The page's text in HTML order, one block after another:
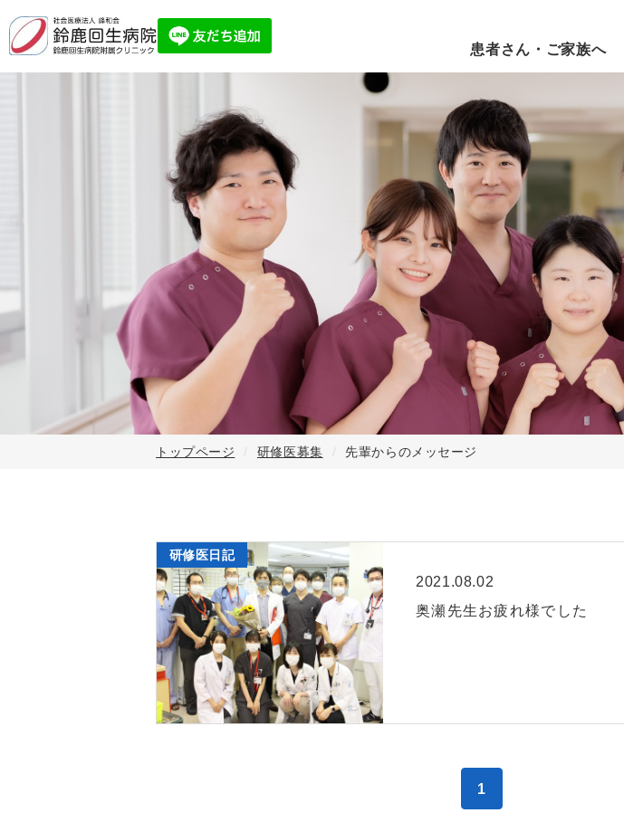
患者さん・ご家族へ
トップページ 研修医募集 先輩からのメッセージ
研修医日記
2021.08.02
奥瀬先生お疲れ様でした
1